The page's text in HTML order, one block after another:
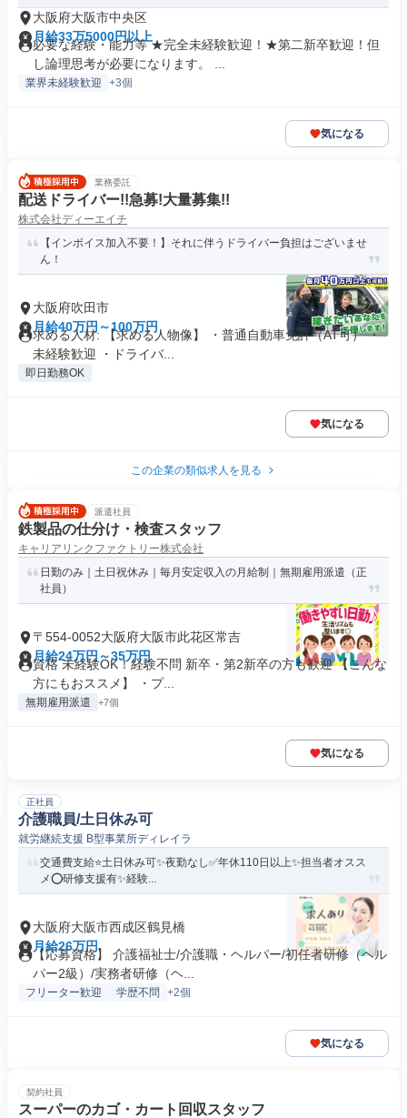
大阪府大阪市中央区
月給33万5000円以上
必要な経験・能力等 ★完全未経験歓迎！★第二新卒歓迎！但
し論理思考が必要になります。 ...
業界未経験歓迎 +3個
気になる
業務委託
配送ドライバー!!急募!大量募集!!
株式会社ディーエイチ
【インボイス加入不要！】それに伴うドライバー負担はございませ
ん！
大阪府吹田市
月給40万円～100万円
求める人材: 【求める人物像】 ・普通自動車免許（AT可） ・
未経験歓迎 ・ドライバ...
即日勤務OK
気になる
この企業の類似求人を見る
派遣社員
鉄製品の仕分け・検査スタッフ
キャリアリンクファクトリー株式会社
日勤のみ｜土日祝休み｜毎月安定収入の月給制｜無期雇用派遣（正
社員）
〒554-0052大阪府大阪市此花区常吉
月給24万円～35万円
資格 未経験OK！経験不問 新卒・第2新卒の方も歓迎 【こんな
方にもおススメ】 ・プ...
無期雇用派遣 +7個
気になる
正社員
介護職員/土日休み可
就労継続支援 B型事業所ディレイラ
交通費支給⭐️土日休み可✨夜勤なし✅️年休110日以上✨担当者オスス
メ⭕️研修支援有✨経験...
大阪府大阪市西成区鶴見橋
月給26万円
【応募資格】 介護福祉士/介護職・ヘルパー/初任者研修（ヘル
パー2級）/実務者研修（ヘ...
フリーター歓迎 学歴不問 +2個
気になる
契約社員
スーパーのカゴ・カート回収スタッフ